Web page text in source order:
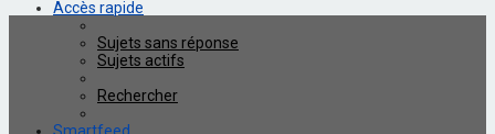
Accès rapide
Sujets sans réponse
Sujets actifs
Rechercher